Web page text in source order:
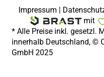
Impressum |
mit
* Alle Preise inkl. gesetzl.
innerhalb Deutschland, ©
GmbH 2025